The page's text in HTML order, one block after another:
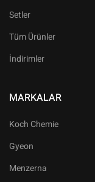
Setler
Tüm Ürünler
İndirimler
MARKALAR
Koch Chemie
Gyeon
Menzerna